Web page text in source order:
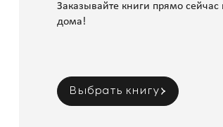
Заказывайте книги прямо
дома!
Выбрать книгу